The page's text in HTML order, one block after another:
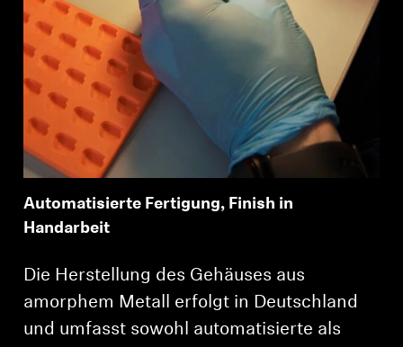
Automatisierte Fertigung, Finish in
Handarbeit
Die Herstellung des Gehäuses aus
amorphem Metall erfolgt in Deutschland
und umfasst sowohl automatisierte als
Anmeldung erforderlich
Produkte zu Ihrer Wunschliste hinzuzufügen und
Ihre zuvor gespeicherten Artikel anzuzeigen.
Login